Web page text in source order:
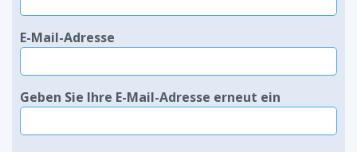
E-Mail-Adresse
Geben Sie Ihre E-Mail-Adresse erneut ein